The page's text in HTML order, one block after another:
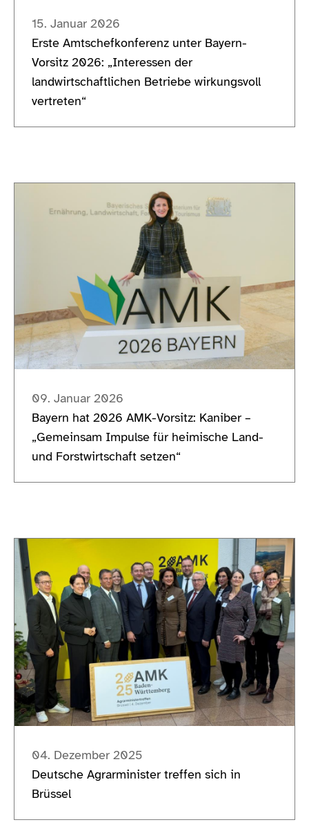
15. Januar 2026
Erste Amtschefkonferenz unter Bayern-
Vorsitz 2026: „Interessen der
landwirtschaftlichen Betriebe wirkungsvoll
vertreten“
09. Januar 2026
Bayern hat 2026 AMK-Vorsitz: Kaniber –
„Gemeinsam Impulse für heimische Land-
und Forstwirtschaft setzen“
04. Dezember 2025
Deutsche Agrarminister treffen sich in
Brüssel